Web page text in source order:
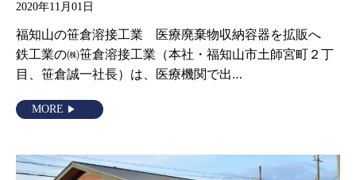
2020年11月01日
福知山の笹倉溶接工業 医療廃棄物収納容器を拡販へ
鉄工業の㈱笹倉溶接工業（本社・福知山市土師宮町２丁
目、笹倉誠一社長）は、医療機関で出…
MORE